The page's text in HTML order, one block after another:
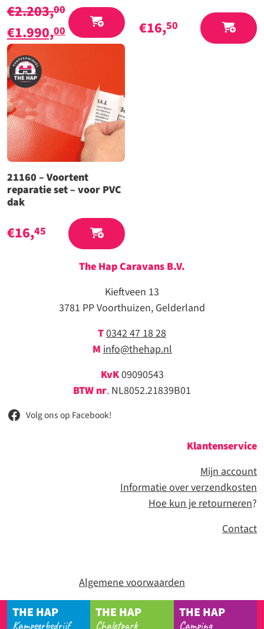
€2.203,00
Oorspronkelijke
prijs
was:
€2.203,00.
€1.990,00Huidige
€1.990,00.
€16,50
21160 – Voortent
reparatie set – voor PVC
dak
€16,45
The Hap Caravans B.V.
Kieftveen 13
3781 PP Voorthuizen, Gelderland
T0342 47 18 28
M info@thehap.nl
KvK09090543
BTW nr. NL8052.21839B01
Volg ons op Facebook!
Klantenservice
Mijn account
Informatie over verzendkosten
Hoe kun je retourneren?
Contact
Algemene voorwaarden
THE HAP
Kampeerbedrijf
THE HAP
Chaletpark
THE HAP
Camping